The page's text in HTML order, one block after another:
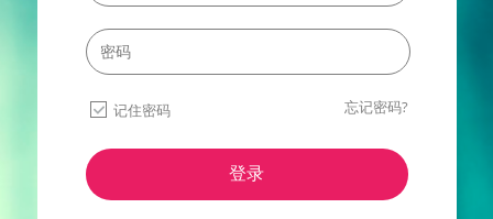
记住密码 忘记密码?